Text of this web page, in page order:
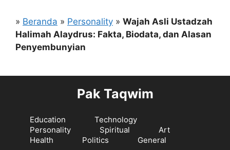
» Beranda » Personality » Wajah Asli Ustadzah
Halimah Alaydrus: Fakta, Biodata, dan Alasan
Penyembunyian
Pak Taqwim
Education
Technology
Personality
Spiritual
Art
Health
Politics General